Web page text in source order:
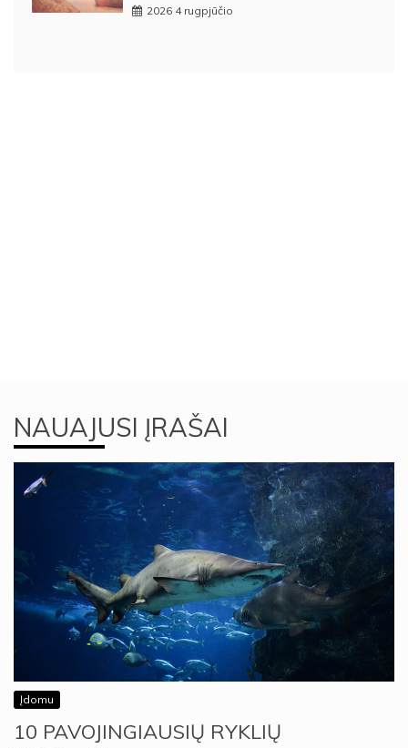
2026 4 rugpjūčio
NAUAJUSI ĮRAŠAI
Įdomu
10 PAVOJINGIAUSIŲ RYKLIŲ